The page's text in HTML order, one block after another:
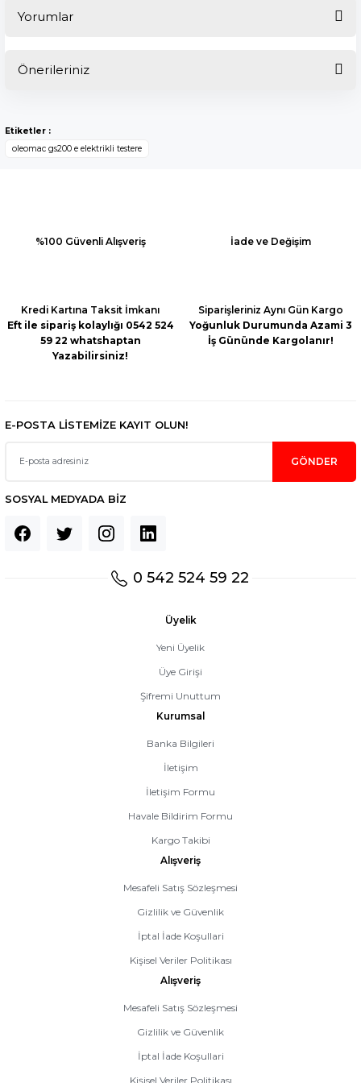
Yorumlar
Önerileriniz
kullanarak tarafımıza iletebilirsiniz.
Görüş ve önerileriniz için teşekkür ederiz.
Ürün bilgilerinde hatalar bulunuyor.
Etiketler :
oleomac gs200 e elektrikli testere
%100 Güvenli Alışveriş İade ve Değişim
Kredi Kartına Taksit İmkanı
Eft ile sipariş kolaylığı 0542 524
59 22 whatshaptan
Yazabilirsiniz!
Siparişleriniz Aynı Gün Kargo
Yoğunluk Durumunda Azami 3
İş Gününde Kargolanır!
E-POSTA LİSTEMİZE KAYIT OLUN!
GÖNDER
SOSYAL MEDYADA BİZ
0 542 524 59 22
Üyelik
Yeni Üyelik
Üye Girişi
Şifremi Unuttum
Kurumsal
Banka Bilgileri
İletişim
İletişim Formu
Havale Bildirim Formu
Kargo Takibi
Alışveriş
Mesafeli Satış Sözleşmesi
Gizlilik ve Güvenlik
İptal İade Koşullari
Kişisel Veriler Politikası
Alışveriş
Mesafeli Satış Sözleşmesi
Gizlilik ve Güvenlik
İptal İade Koşullari
Kişisel Veriler Politikası